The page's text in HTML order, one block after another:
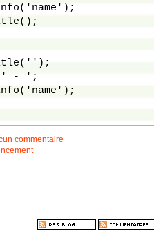
' - ';
commentaire